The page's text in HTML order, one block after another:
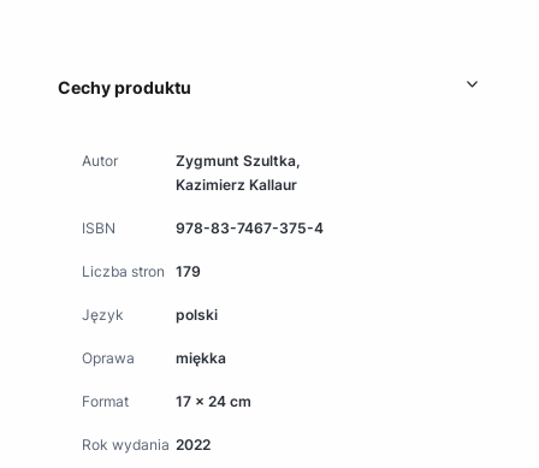
Cechy produktu
Autor
Zygmunt Szultka,
Kazimierz Kallaur
ISBN 978-83-7467-375-4
Liczba stron 179
Język polski
Oprawa miękka
Format 17 x 24 cm
Rok wydania 2022